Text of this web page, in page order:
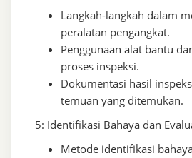
Langkah-langkah dalam
peralatan pengangkat.
Penggunaan alat bantu
proses inspeksi.
Dokumentasi hasil
temuan yang ditemukan.
5: Identifikasi Bahaya dan
Metode identifikasi